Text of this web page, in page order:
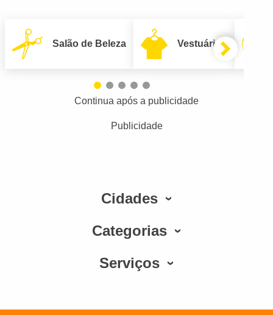
Salão de Beleza Vestuário
Continua após a publicidade
Publicidade
Cidades
Categorias
Serviços